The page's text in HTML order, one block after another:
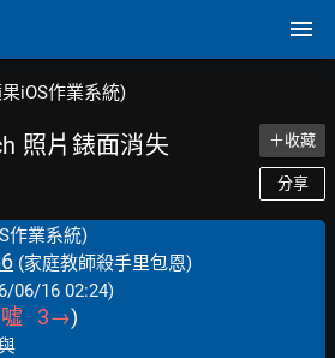
iOS作業系統)
照片錶面消失 ＋收藏
分享
作業系統)
(家庭教師殺手里包恩)
06/16 02:24)
噓 3→)